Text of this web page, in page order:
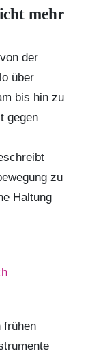
mehr
der
über
bis hin zu
gegen
zu
Haltung
frühen